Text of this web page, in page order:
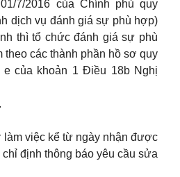
7/2016 của Chính phủ quy
dịch vụ đánh giá sự phù hợp)
thì tổ chức đánh giá sự phù
theo các thành phần hồ sơ quy
của khoản 1 Điều 18b Nghị
làm việc kể từ ngày nhận được
định thông báo yêu cầu sửa